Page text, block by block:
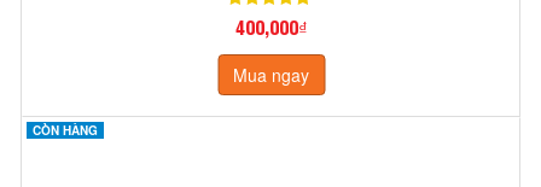
400,000₫
Mua ngay
CÒN HÀNG